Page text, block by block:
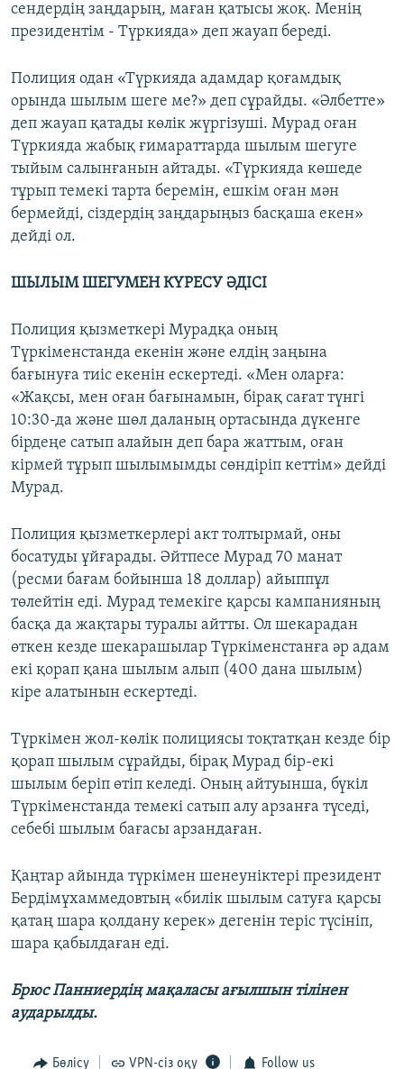
сендердің заңдарың, маған қатысы жоқ. Менің
президентім - Түркияда» деп жауап береді.
Полиция одан «Түркияда адамдар қоғамдық
орында шылым шеге ме?» деп сұрайды. «Әлбетте»
деп жауап қатады көлік жүргізуші. Мурад оған
Түркияда жабық ғимараттарда шылым шегуге
тыйым салынғанын айтады. «Түркияда көшеде
тұрып темекі тарта беремін, ешкім оған мән
бермейді, сіздердің заңдарыңыз басқаша екен»
дейді ол.
ШЫЛЫМ ШЕГУМЕН КҮРЕСУ ӘДІСІ
Полиция қызметкері Мурадқа оның
Түркіменстанда екенін және елдің заңына
бағынуға тиіс екенін ескертеді. «Мен оларға:
«Жақсы, мен оған бағынамын, бірақ сағат түнгі
10:30-да және шөл даланың ортасында дүкенге
бірдеңе сатып алайын деп бара жаттым, оған
кірмей тұрып шылымымды сөндіріп кеттім» дейді
Мурад.
Полиция қызметкерлері акт толтырмай, оны
босатуды ұйғарады. Әйтпесе Мурад 70 манат
(ресми бағам бойынша 18 доллар) айыппұл
төлейтін еді. Мурад темекіге қарсы кампанияның
басқа да жақтары туралы айтты. Ол шекарадан
өткен кезде шекарашылар Түркіменстанға әр адам
екі қорап қана шылым алып (400 дана шылым)
кіре алатынын ескертеді.
Түркімен жол-көлік полициясы тоқтатқан кезде бір
қорап шылым сұрайды, бірақ Мурад бір-екі
шылым беріп өтіп келеді. Оның айтуынша, бүкіл
Түркіменстанда темекі сатып алу арзанға түседі,
себебі шылым бағасы арзандаған.
Қаңтар айында түркімен шенеуніктері президент
Бердімұхаммедовтың «билік шылым сатуға қарсы
қатаң шара қолдану керек» дегенін теріс түсініп,
шара қабылдаған еді.
Брюс Панниердің мақаласы ағылшын тілінен
аударылды.
Бөлісу VPN-сіз оқу Follow us